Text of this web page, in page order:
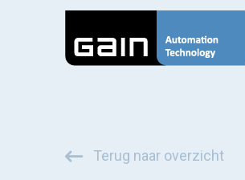
Terug naar overzicht